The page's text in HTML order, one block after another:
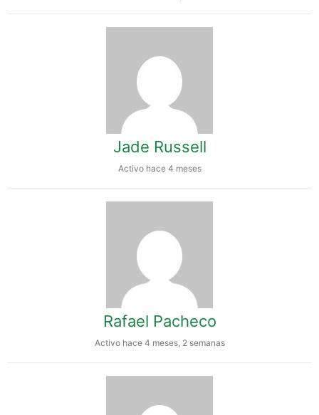
Jade Russell
Activo hace 4 meses
Rafael Pacheco
Activo hace 4 meses, 2 semanas